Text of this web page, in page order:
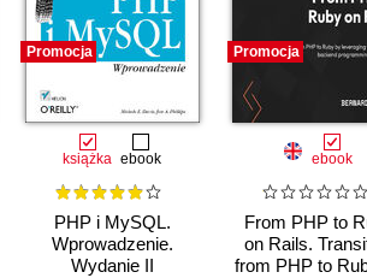
Promocja
książka ebook
PHP i MySQL.
Wprowadzenie.
Wydanie II
Promocja
ebook
From PHP to
on Rails.
from PHP to